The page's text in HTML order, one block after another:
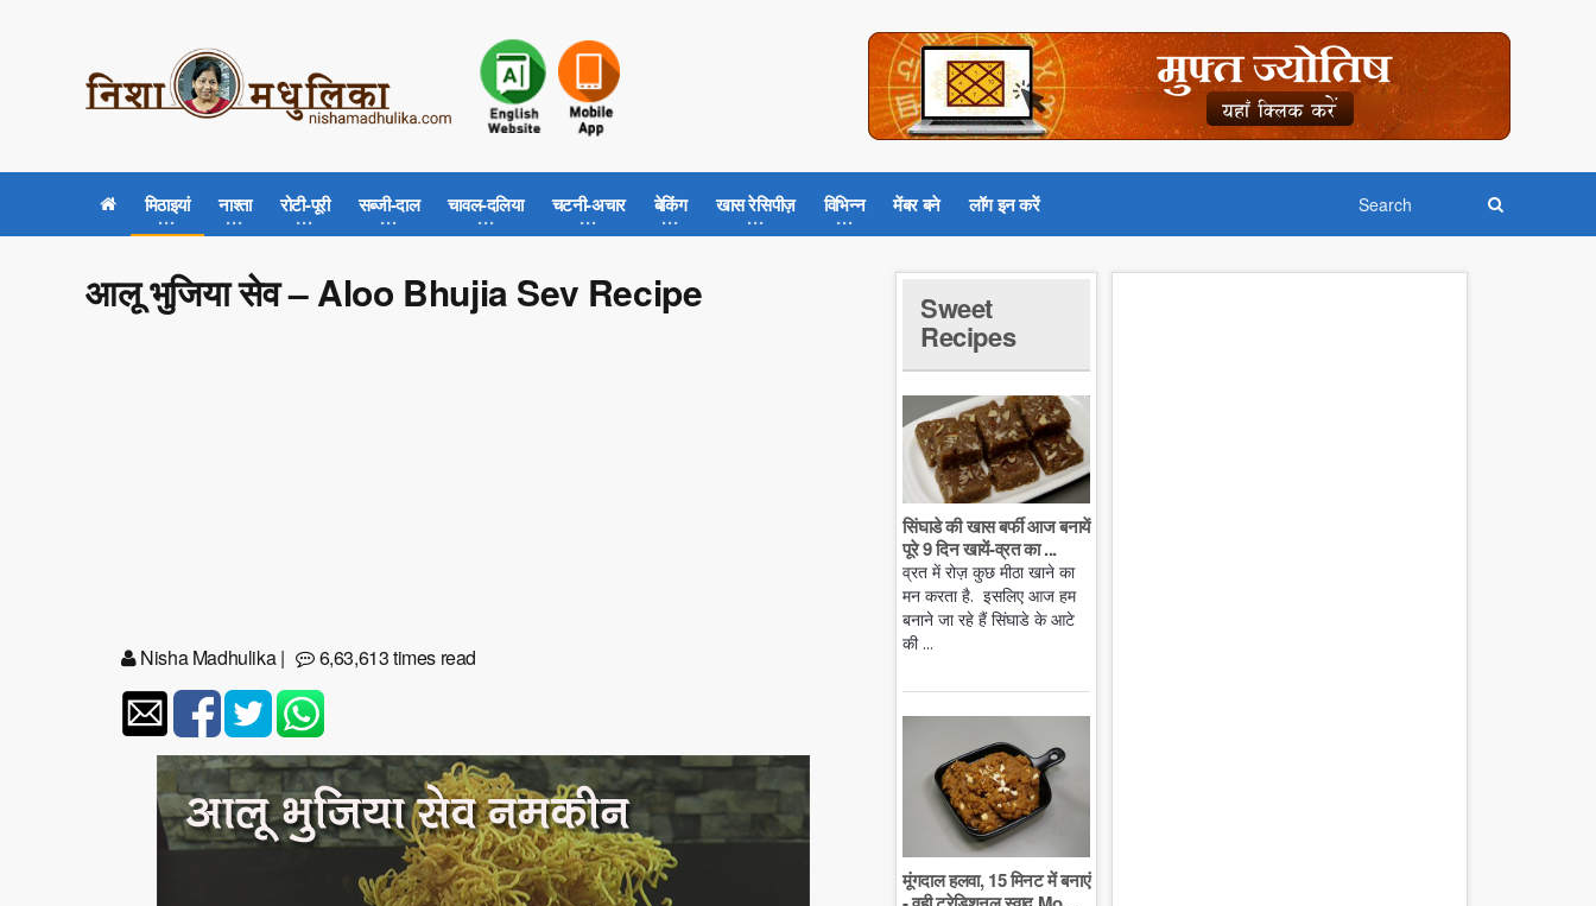
मिठाइयां नाश्ता रोटी-पूरी सब्जी-दाल चावल-दलिया चटनी-अचार बेकिंग खास रेसिपीज़ विभिन्न मेंबर बने लॉग इन करें
आलू भुजिया सेव – Aloo Bhujia Sev Recipe
Nisha Madhulika| 6,63,613 times read
Sweet
Recipes
सिंघाडे की खास बर्फी आज बनायें
पूरे 9 दिन खायें-व्रत का ...
व्रत में रोज़ कुछ मीठा खाने का
मन करता है. इसलिए आज हम
बनाने जा रहे हैं सिंघाडे के आटे
की ...
मूंगदाल हलवा, 15 मिनट में बनाएं